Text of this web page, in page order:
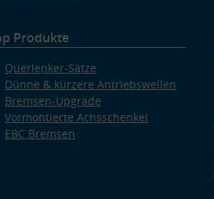
Produkte
Querlenker-Sätze
Dünne & kürzere Antriebswellen
Bremsen-Upgrade
Vormontierte Achsschenkel
EBC Bremsen